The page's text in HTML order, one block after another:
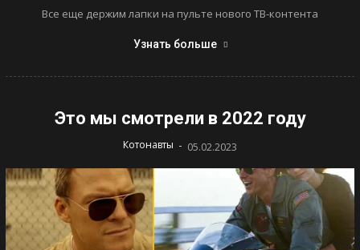
Все еще держим лапки на пульте нового ТВ-контента
Узнать больше
Это мы смотрели в 2022 году
Котонавты - 05.02.2023